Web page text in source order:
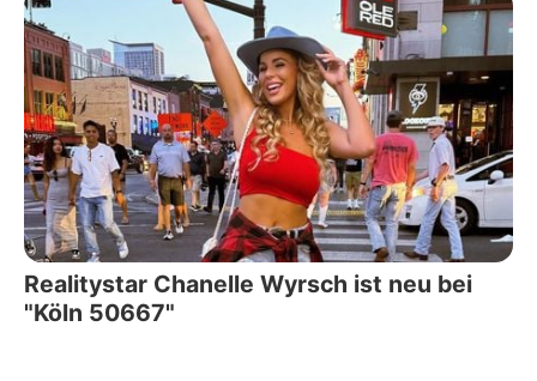
Realitystar Chanelle Wyrsch ist neu bei
"Köln 50667"